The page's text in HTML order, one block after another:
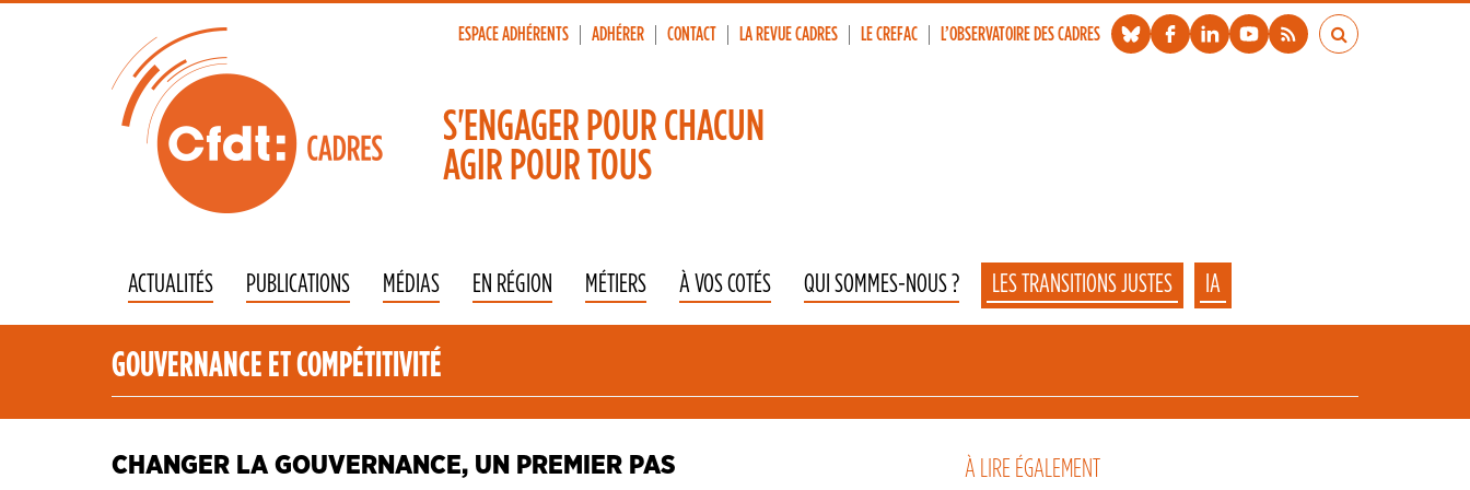
ESPACE ADHÉRENTS ADHÉRER CONTACT LA REVUE CADRES LE CREFAC L’OBSERVATOIRE DES CADRES
S'ENGAGER POUR CHACUN
AGIR POUR TOUS
ACTUALITÉS PUBLICATIONS MÉDIAS EN RÉGION MÉTIERS À VOS COTÉS QUI SOMMES-NOUS ? LES TRANSITIONS JUSTES IA
GOUVERNANCE ET COMPÉTITIVITÉ
CHANGER LA GOUVERNANCE, UN PREMIER PAS À LIRE ÉGALEMENT